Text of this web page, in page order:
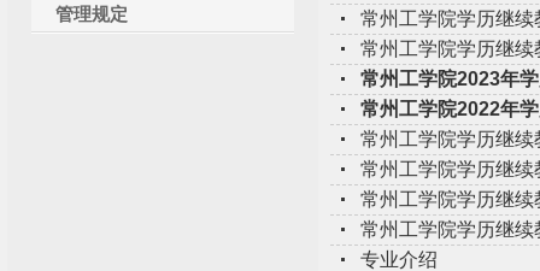
管理规定
常州工学院学历继
常州工学院学历继
常州工学院2023年
常州工学院2022年
常州工学院学历继
常州工学院学历继
常州工学院学历继
常州工学院学历继
专业介绍